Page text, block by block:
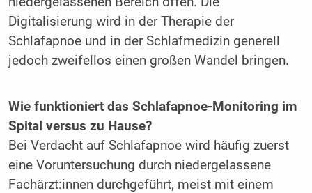
Digitalisierung wird in der Therapie der
Schlafapnoe und in der Schlafmedizin generell
jedoch zweifellos einen großen Wandel bringen.
Wie funktioniert das Schlafapnoe-Monitoring im
Spital versus zu Hause?
Bei Verdacht auf Schlafapnoe wird häufig zuerst
eine Voruntersuchung durch niedergelassene
Fachärzt:innen durchgeführt, meist mit einem